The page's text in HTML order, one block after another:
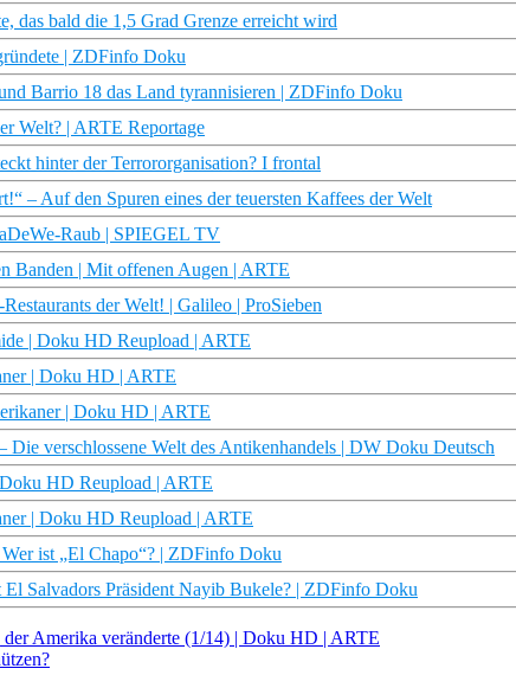
das bald die 1,5 Grad Grenze erreicht wird
| ZDFinfo Doku
Barrio 18 das Land tyrannisieren | ZDFinfo Doku
Welt? | ARTE Reportage
hinter der Terrororganisation? I frontal
– Auf den Spuren eines der teuersten Kaffees der Welt
Raub | SPIEGEL TV
Banden | Mit offenen Augen | ARTE
der Welt! | Galileo | ProSieben
| Doku HD Reupload | ARTE
| Doku HD | ARTE
| Doku HD | ARTE
Die verschlossene Welt des Antikenhandels | DW Doku Deutsch
HD Reupload | ARTE
| Doku HD Reupload | ARTE
ist „El Chapo“? | ZDFinfo Doku
Salvadors Präsident Nayib Bukele? | ZDFinfo Doku
Amerika veränderte (1/14) | Doku HD | ARTE